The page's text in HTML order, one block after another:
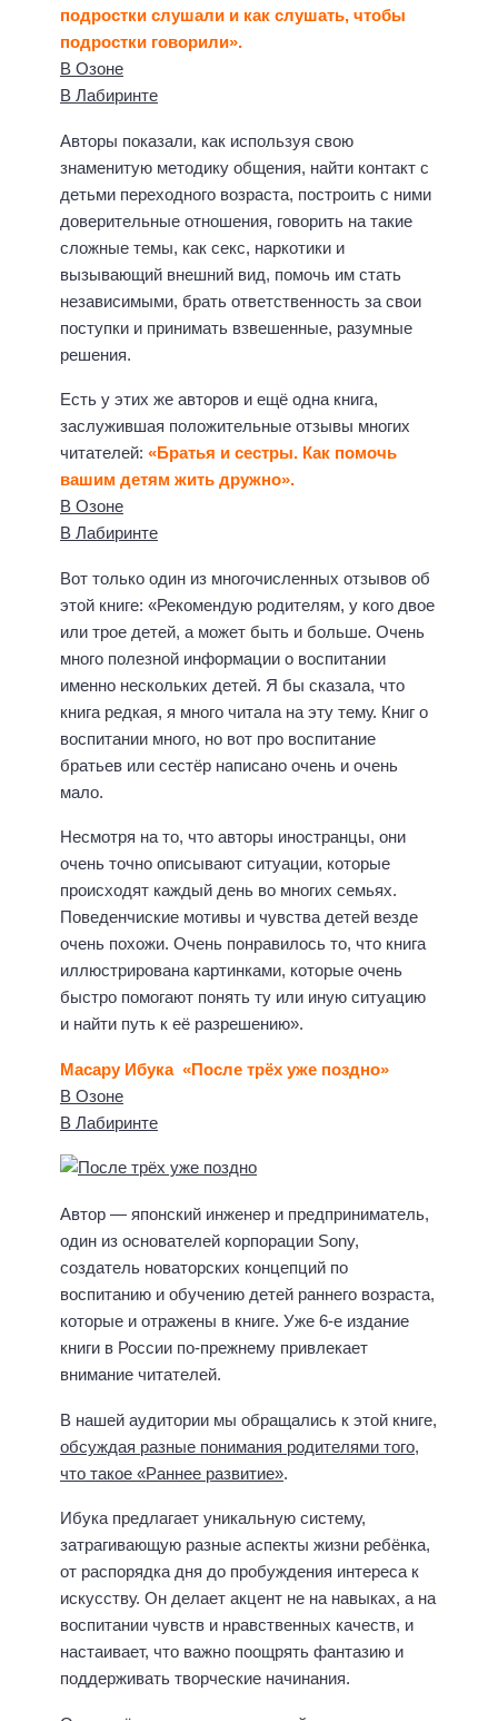
подростки слушали и как слушать, чтобы
подростки говорили».
В Озоне
В Лабиринте
Авторы показали, как используя свою
знаменитую методику общения, найти контакт с
детьми переходного возраста, построить с ними
доверительные отношения, говорить на такие
сложные темы, как секс, наркотики и
вызывающий внешний вид, помочь им стать
независимыми, брать ответственность за свои
поступки и принимать взвешенные, разумные
решения.
Есть у этих же авторов и ещё одна книга,
заслужившая положительные отзывы многих
читателей: «Братья и сестры. Как помочь
вашим детям жить дружно».
В Озоне
В Лабиринте
Вот только один из многочисленных отзывов об
этой книге: «Рекомендую родителям, у кого двое
или трое детей, а может быть и больше. Очень
много полезной информации о воспитании
именно нескольких детей. Я бы сказала, что
книга редкая, я много читала на эту тему. Книг о
воспитании много, но вот про воспитание
братьев или сестёр написано очень и очень
мало.
Несмотря на то, что авторы иностранцы, они
очень точно описывают ситуации, которые
происходят каждый день во многих семьях.
Поведенчиские мотивы и чувства детей везде
очень похожи. Очень понравилось то, что книга
иллюстрирована картинками, которые очень
быстро помогают понять ту или иную ситуацию
и найти путь к её разрешению».
Масару Ибука «После трёх уже поздно»
В Озоне
В Лабиринте
Автор — японский инженер и предприниматель,
один из основателей корпорации Sony,
создатель новаторских концепций по
воспитанию и обучению детей раннего возраста,
которые и отражены в книге. Уже 6-е издание
книги в России по-прежнему привлекает
внимание читателей.
В нашей аудитории мы обращались к этой книге,
обсуждая разные понимания родителями того,
что такое «Раннее развитие».
Ибука предлагает уникальную систему,
затрагивающую разные аспекты жизни ребёнка,
от распорядка дня до пробуждения интереса к
искусству. Он делает акцент не на навыках, а на
воспитании чувств и нравственных качеств, и
настаивает, что важно поощрять фантазию и
поддерживать творческие начинания.